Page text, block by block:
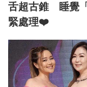
舌超古錐 睡覺
緊處理❤️